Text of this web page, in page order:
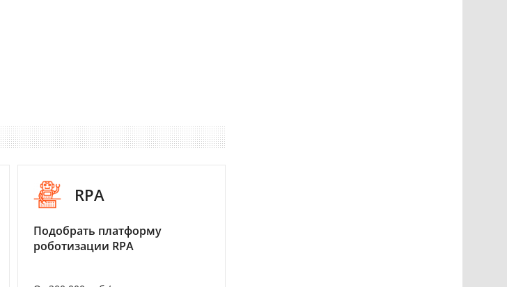
RPA
Подобрать платформу
роботизации RPA